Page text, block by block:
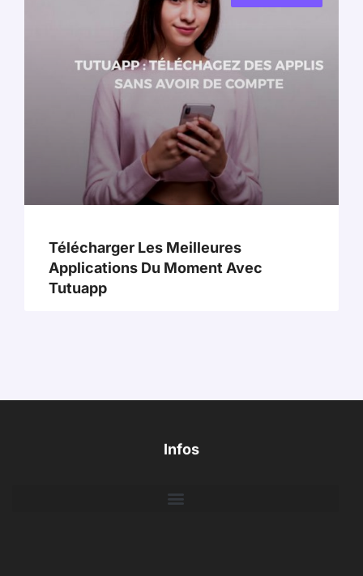
Télécharger Les Meilleures
Applications Du Moment Avec
Tutuapp
Infos